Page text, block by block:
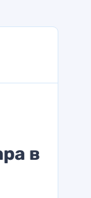
в